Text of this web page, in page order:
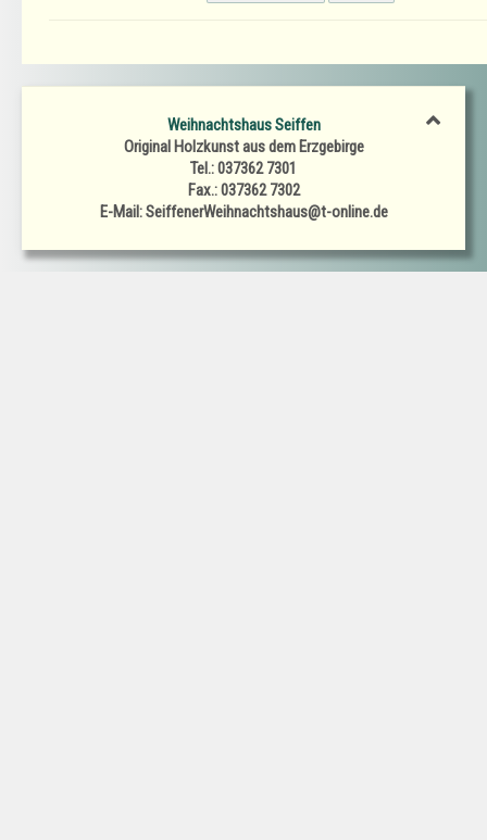
Weihnachtshaus Seiffen
Original Holzkunst aus dem Erzgebirge
Tel.: 037362 7301
Fax.: 037362 7302
E-Mail: SeiffenerWeihnachtshaus@t-online.de